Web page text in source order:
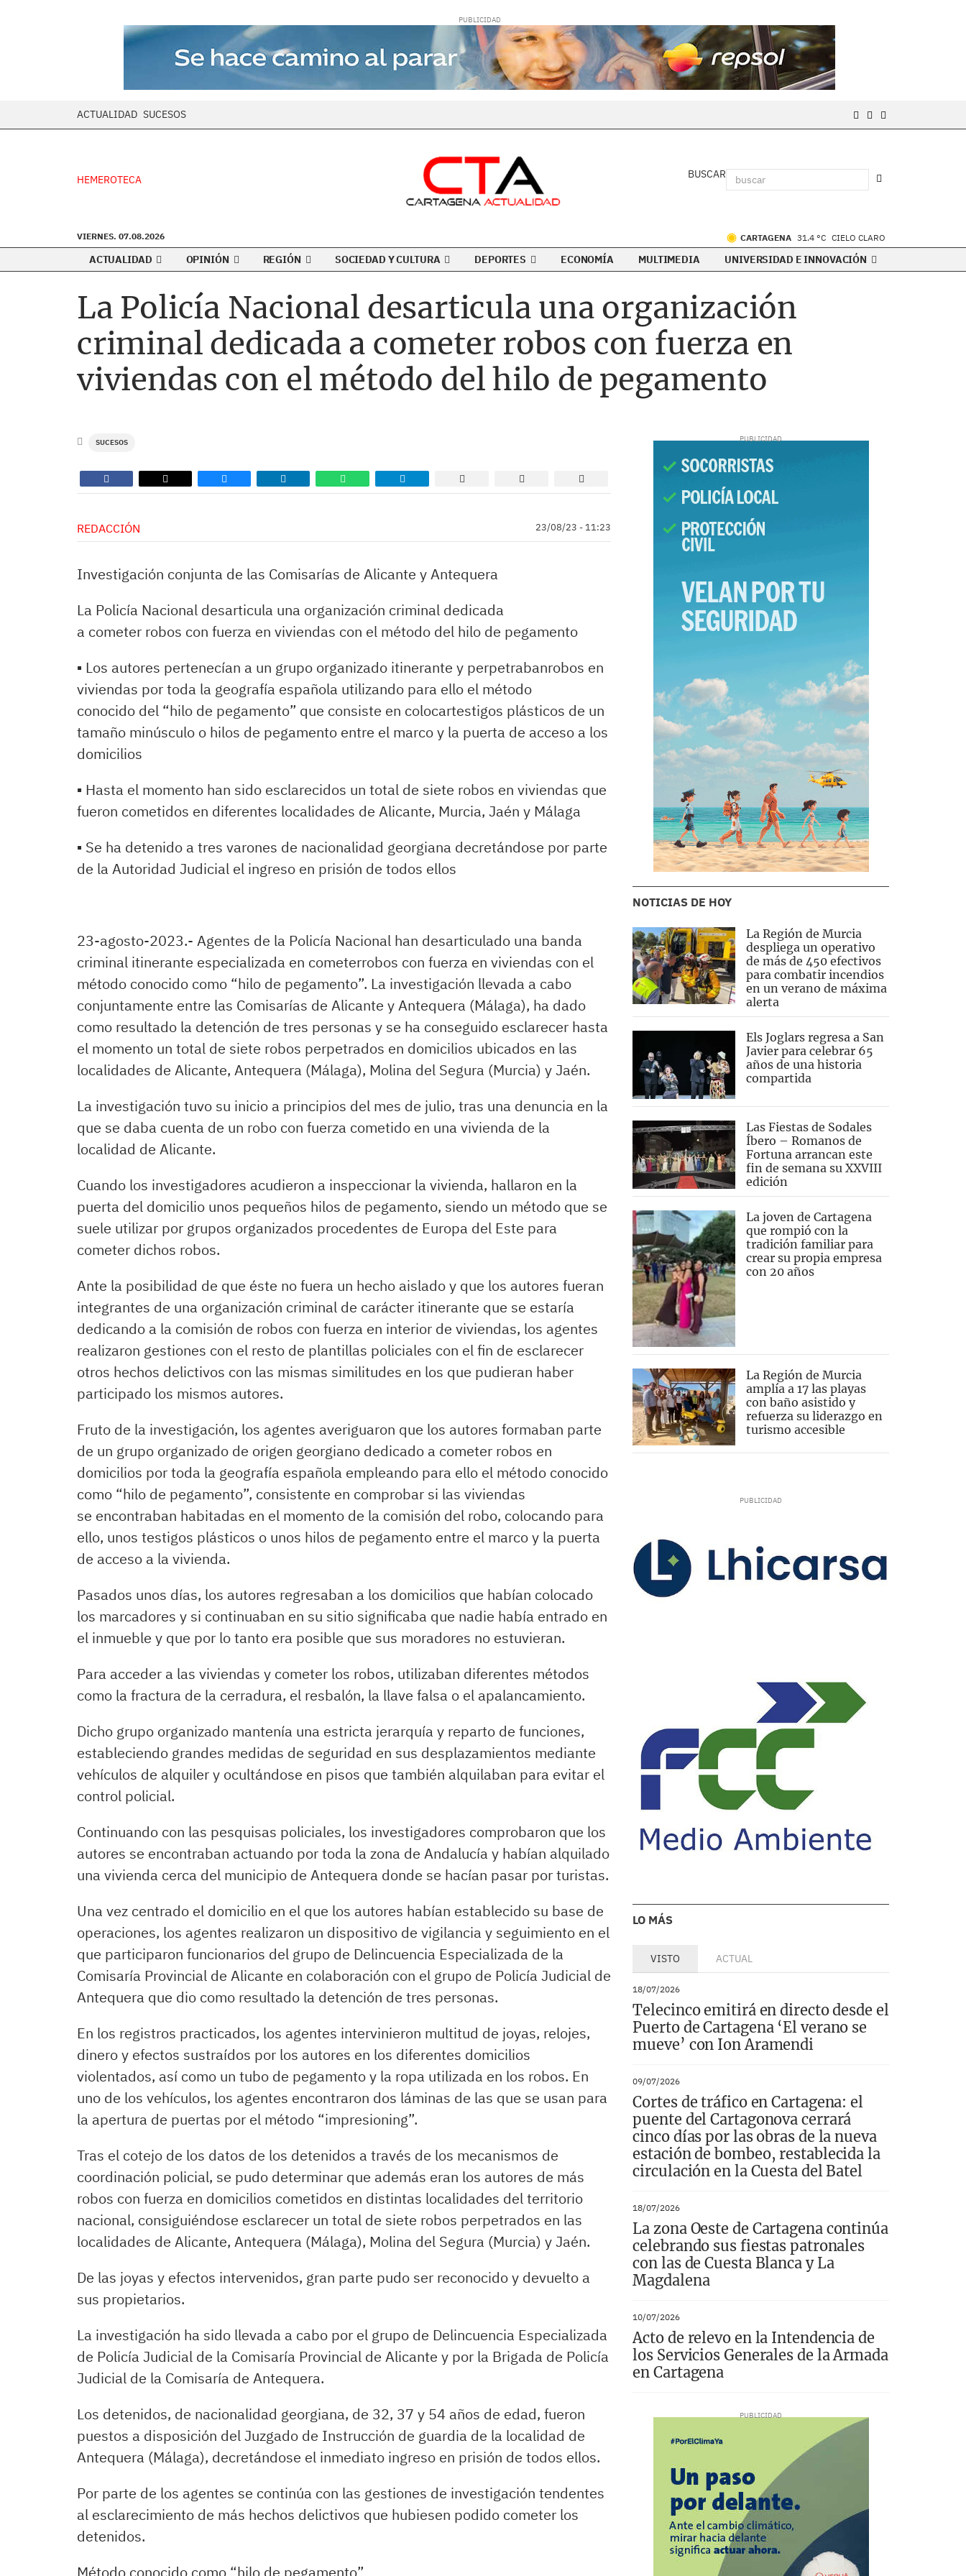
ACTUALIDAD SUCESOS
HEMEROTECA BUSCAR
VIERNES. 07.08.2026 CARTAGENA 31.4 °C CIELO CLARO
ACTUALIDAD OPINIÓN REGIÓN SOCIEDAD Y CULTURA DEPORTES ECONOMÍA MULTIMEDIA UNIVERSIDAD E INNOVACIÓN
La Policía Nacional desarticula una organización
criminal dedicada a cometer robos con fuerza en
viviendas con el método del hilo de pegamento
SUCESOS
REDACCIÓN 23/08/23 - 11:23
Investigación conjunta de las Comisarías de Alicante y Antequera
La Policía Nacional desarticula una organización criminal dedicada
a cometer robos con fuerza en viviendas con el método del hilo de pegamento
▪ Los autores pertenecían a un grupo organizado itinerante y perpetrabanrobos en
viviendas por toda la geografía española utilizando para ello el método
conocido del “hilo de pegamento” que consiste en colocartestigos plásticos de un
tamaño minúsculo o hilos de pegamento entre el marco y la puerta de acceso a los
domicilios
▪ Hasta el momento han sido esclarecidos un total de siete robos en viviendas que
fueron cometidos en diferentes localidades de Alicante, Murcia, Jaén y Málaga
▪ Se ha detenido a tres varones de nacionalidad georgiana decretándose por parte
de la Autoridad Judicial el ingreso en prisión de todos ellos
23-agosto-2023.- Agentes de la Policía Nacional han desarticulado una banda
criminal itinerante especializada en cometerrobos con fuerza en viviendas con el
método conocido como “hilo de pegamento”. La investigación llevada a cabo
conjuntamente entre las Comisarías de Alicante y Antequera (Málaga), ha dado
como resultado la detención de tres personas y se ha conseguido esclarecer hasta
el momento un total de siete robos perpetrados en domicilios ubicados en las
localidades de Alicante, Antequera (Málaga), Molina del Segura (Murcia) y Jaén.
La investigación tuvo su inicio a principios del mes de julio, tras una denuncia en la
que se daba cuenta de un robo con fuerza cometido en una vivienda de la
localidad de Alicante.
Cuando los investigadores acudieron a inspeccionar la vivienda, hallaron en la
puerta del domicilio unos pequeños hilos de pegamento, siendo un método que se
suele utilizar por grupos organizados procedentes de Europa del Este para
cometer dichos robos.
Ante la posibilidad de que éste no fuera un hecho aislado y que los autores fueran
integrantes de una organización criminal de carácter itinerante que se estaría
dedicando a la comisión de robos con fuerza en interior de viviendas, los agentes
realizaron gestiones con el resto de plantillas policiales con el fin de esclarecer
otros hechos delictivos con las mismas similitudes en los que pudieran haber
participado los mismos autores.
Fruto de la investigación, los agentes averiguaron que los autores formaban parte
de un grupo organizado de origen georgiano dedicado a cometer robos en
domicilios por toda la geografía española empleando para ello el método conocido
como “hilo de pegamento”, consistente en comprobar si las viviendas
se encontraban habitadas en el momento de la comisión del robo, colocando para
ello, unos testigos plásticos o unos hilos de pegamento entre el marco y la puerta
de acceso a la vivienda.
Pasados unos días, los autores regresaban a los domicilios que habían colocado
los marcadores y si continuaban en su sitio significaba que nadie había entrado en
el inmueble y que por lo tanto era posible que sus moradores no estuvieran.
Para acceder a las viviendas y cometer los robos, utilizaban diferentes métodos
como la fractura de la cerradura, el resbalón, la llave falsa o el apalancamiento.
Dicho grupo organizado mantenía una estricta jerarquía y reparto de funciones,
estableciendo grandes medidas de seguridad en sus desplazamientos mediante
vehículos de alquiler y ocultándose en pisos que también alquilaban para evitar el
control policial.
Continuando con las pesquisas policiales, los investigadores comprobaron que los
autores se encontraban actuando por toda la zona de Andalucía y habían alquilado
una vivienda cerca del municipio de Antequera donde se hacían pasar por turistas.
Una vez centrado el domicilio en el que los autores habían establecido su base de
operaciones, los agentes realizaron un dispositivo de vigilancia y seguimiento en el
que participaron funcionarios del grupo de Delincuencia Especializada de la
Comisaría Provincial de Alicante en colaboración con el grupo de Policía Judicial de
Antequera que dio como resultado la detención de tres personas.
En los registros practicados, los agentes intervinieron multitud de joyas, relojes,
dinero y efectos sustraídos por los autores en los diferentes domicilios
violentados, así como un tubo de pegamento y la ropa utilizada en los robos. En
uno de los vehículos, los agentes encontraron dos láminas de las que se usan para
la apertura de puertas por el método “impresioning”.
Tras el cotejo de los datos de los detenidos a través de los mecanismos de
coordinación policial, se pudo determinar que además eran los autores de más
robos con fuerza en domicilios cometidos en distintas localidades del territorio
nacional, consiguiéndose esclarecer un total de siete robos perpetrados en las
localidades de Alicante, Antequera (Málaga), Molina del Segura (Murcia) y Jaén.
De las joyas y efectos intervenidos, gran parte pudo ser reconocido y devuelto a
sus propietarios.
La investigación ha sido llevada a cabo por el grupo de Delincuencia Especializada
de Policía Judicial de la Comisaría Provincial de Alicante y por la Brigada de Policía
Judicial de la Comisaría de Antequera.
Los detenidos, de nacionalidad georgiana, de 32, 37 y 54 años de edad, fueron
puestos a disposición del Juzgado de Instrucción de guardia de la localidad de
Antequera (Málaga), decretándose el inmediato ingreso en prisión de todos ellos.
Por parte de los agentes se continúa con las gestiones de investigación tendentes
al esclarecimiento de más hechos delictivos que hubiesen podido cometer los
detenidos.
Método conocido como “hilo de pegamento”
NOTICIAS DE HOY
La Región de Murcia
despliega un operativo
de más de 450 efectivos
para combatir incendios
en un verano de máxima
alerta
Els Joglars regresa a San
Javier para celebrar 65
años de una historia
compartida
Las Fiestas de Sodales
Íbero – Romanos de
Fortuna arrancan este
fin de semana su XXVIII
edición
La joven de Cartagena
que rompió con la
tradición familiar para
crear su propia empresa
con 20 años
La Región de Murcia
amplía a 17 las playas
con baño asistido y
refuerza su liderazgo en
turismo accesible
LO MÁS
VISTO ACTUAL
18/07/2026
Telecinco emitirá en directo desde el
Puerto de Cartagena ‘El verano se
mueve’ con Ion Aramendi
09/07/2026
Cortes de tráfico en Cartagena: el
puente del Cartagonova cerrará
cinco días por las obras de la nueva
estación de bombeo, restablecida la
circulación en la Cuesta del Batel
18/07/2026
La zona Oeste de Cartagena continúa
celebrando sus fiestas patronales
con las de Cuesta Blanca y La
Magdalena
10/07/2026
Acto de relevo en la Intendencia de
los Servicios Generales de la Armada
en Cartagena